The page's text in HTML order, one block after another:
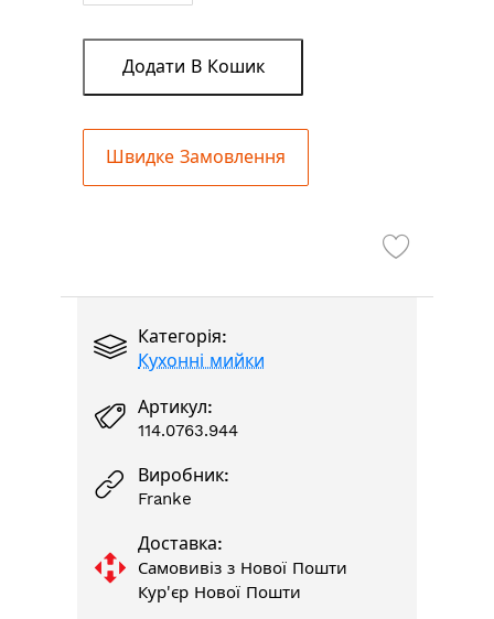
Додати В Кошик
Швидке Замовлення
Категорія:
Кухонні мийки
Артикул:
114.0763.944
Виробник:
Franke
Доставка:
Самовивіз з Нової Пошти
Кур'єр Нової Пошти